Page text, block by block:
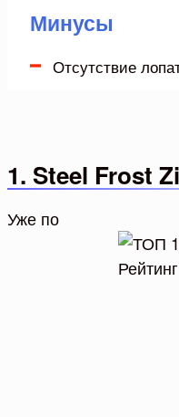
Минусы
Отсутствие
1. Steel Frost
Уже по